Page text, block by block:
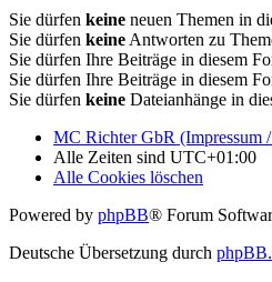
Sie dürfen keine neuen Themen in
Sie dürfen keine Antworten zu
Sie dürfen Ihre Beiträge in diesem
Sie dürfen Ihre Beiträge in diesem
Sie dürfen keine Dateianhänge in
MC Richter GbR (Impressum
Alle Zeiten sind UTC+01:00
Alle Cookies löschen
Powered by phpBB® Forum
Deutsche Übersetzung durch